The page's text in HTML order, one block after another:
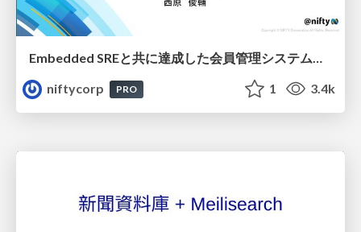
Embedded SREと共に達成した会員管理システムのAWS移行 - SRE NEXT 2026 ランチスポンサーセッション
niftycorp
PRO 1 3.4k